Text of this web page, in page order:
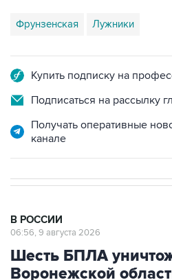
Фрунзенская Лужники
Купить подписку на
Подписаться на рассылку
Получать оперативные
канале
В РОССИИ
06:56, 9 августа 2026
Шесть БПЛА
Воронежской